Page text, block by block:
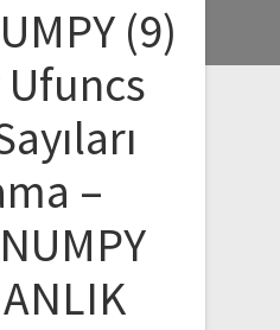
(9)
–